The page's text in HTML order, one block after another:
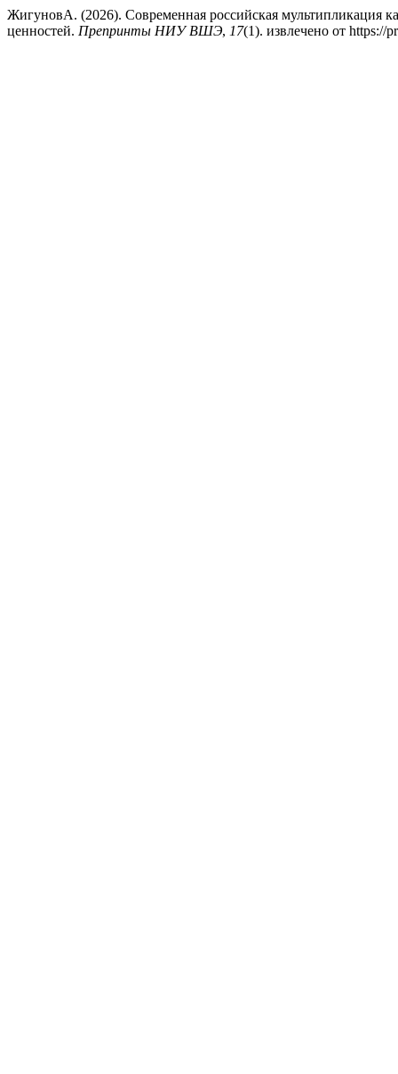
ЖигуновА. (2026). Современная российская мультипликация
ценностей. Препринты НИУ ВШЭ, 17(1). извлечено от https://